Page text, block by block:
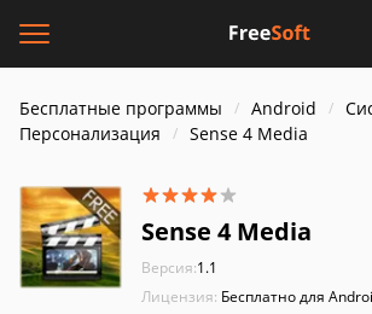
Бесплатные программы Android
Персонализация
Sense 4 Media
Sense 4 Media
Версия:1.1
Лицензия: Бесплатно для